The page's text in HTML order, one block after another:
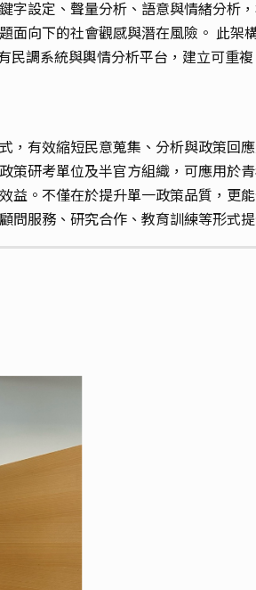
設定、聲量分析、語意與情緒分析
面向下的社會觀感與潛在風險。 此架
民調系統與輿情分析平台，建立可重
有效縮短民意蒐集、分析與政策回
策研考單位及半官方組織，可應用於
益。不僅在於提升單一政策品質，更
服務、研究合作、教育訓練等形式